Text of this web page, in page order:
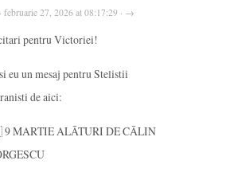
februarie 27, 2026 at 08:17:29 · →
pentru Victoriei!
eu un mesaj pentru Stelistii
de aici:
MARTIE ALĀTURI DE CĀLIN